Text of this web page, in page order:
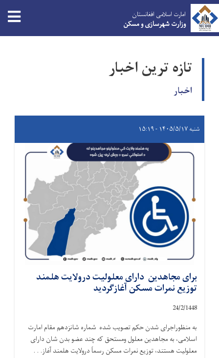
content
امارت اسلامی افغانستان
وزارت شهرسازی و مسکن
تازه ترین اخبار
اخبار
شنبه ۱۴۰۵/۵/۱۷ - ۱۵:۱۹
برای مجاهدین دارای معلولیت درولایت هلمند
توزیع نمرات مسکن آغازگردید
24/2/1448
به منظوراجرای شدن حکم تصویب شده شماره شانزدهم مقام امارت
اسلامی، به مجاهدین معلول ومستحق که چند عضو بدن شان دارای
معلولیت هستند، توزیع نمرات مسکن رسماً درولایت هلمند آغاز. . .